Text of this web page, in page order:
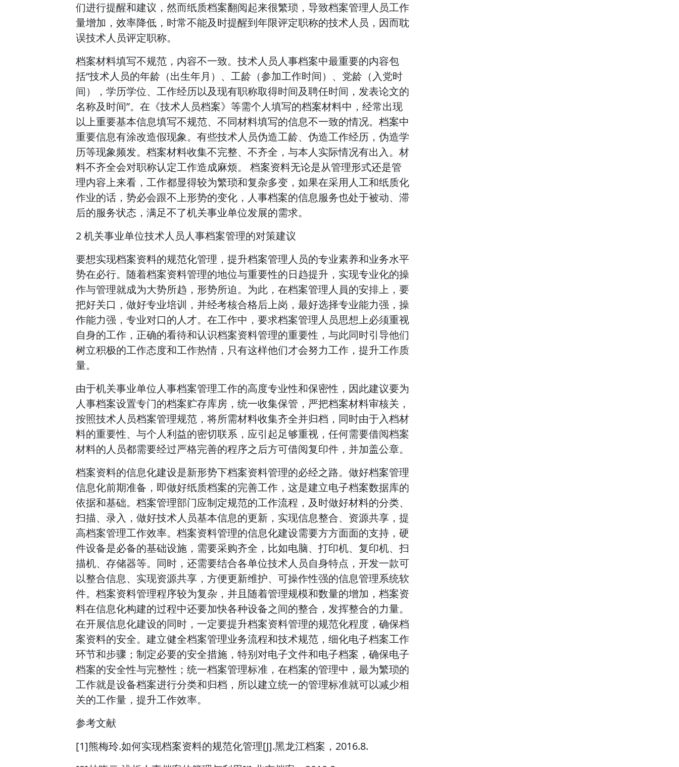
们进行提醒和建议，然而纸质档案翻阅起来很繁琐，导致档案管理人员工作
量增加，效率降低，时常不能及时提醒到年限评定职称的技术人员，因而耽
误技术人员评定职称。
档案材料填写不规范，内容不一致。技术人员人事档案中最重要的内容包
括“技术人员的年龄（出生年月）、工龄（参加工作时间）、党龄（入党时
间），学历学位、工作经历以及现有职称取得时间及聘任时间，发表论文的
名称及时间”。在《技术人员档案》等需个人填写的档案材料中，经常出现
以上重要基本信息填写不规范、不同材料填写的信息不一致的情况。档案中
重要信息有涂改造假现象。有些技术人员伪造工龄、伪造工作经历，伪造学
历等现象频发。档案材料收集不完整、不齐全，与本人实际情况有出入。材
料不齐全会对职称认定工作造成麻烦。 档案资料无论是从管理形式还是管
理内容上来看，工作都显得较为繁琐和复杂多变，如果在采用人工和纸质化
作业的话，势必会跟不上形势的变化，人事档案的信息服务也处于被动、滞
后的服务状态，满足不了机关事业单位发展的需求。
2 机关事业单位技术人员人事档案管理的对策建议
要想实现档案资料的规范化管理，提升档案管理人员的专业素养和业务水平
势在必行。随着档案资料管理的地位与重要性的日趋提升，实现专业化的操
作与管理就成为大势所趋，形势所迫。为此，在档案管理人員的安排上，要
把好关口，做好专业培训，并经考核合格后上岗，最好选择专业能力强，操
作能力强，专业对口的人才。在工作中，要求档案管理人员思想上必须重视
自身的工作，正确的看待和认识档案资料管理的重要性，与此同时引导他们
树立积极的工作态度和工作热情，只有这样他们才会努力工作，提升工作质
量。
由于机关事业单位人事档案管理工作的高度专业性和保密性，因此建议要为
人事档案设置专门的档案贮存库房，统一收集保管，严把档案材料审核关，
按照技术人员档案管理规范，将所需材料收集齐全并归档，同时由于入档材
料的重要性、与个人利益的密切联系，应引起足够重视，任何需要借阅档案
材料的人员都需要经过严格完善的程序之后方可借阅复印件，并加盖公章。
档案资料的信息化建设是新形势下档案资料管理的必经之路。做好档案管理
信息化前期准备，即做好纸质档案的完善工作，这是建立电子档案数据库的
依据和基础。档案管理部门应制定规范的工作流程，及时做好材料的分类、
扫描、录入，做好技术人员基本信息的更新，实现信息整合、资源共享，提
高档案管理工作效率。档案资料管理的信息化建设需要方方面面的支持，硬
件设备是必备的基础设施，需要采购齐全，比如电脑、打印机、复印机、扫
描机、存储器等。同时，还需要结合各单位技术人员自身特点，开发一款可
以整合信息、实现资源共享，方便更新维护、可操作性强的信息管理系统软
件。档案资料管理程序较为复杂，并且随着管理规模和数量的增加，档案资
料在信息化构建的过程中还要加快各种设备之间的整合，发挥整合的力量。
在开展信息化建设的同时，一定要提升档案资料管理的规范化程度，确保档
案资料的安全。建立健全档案管理业务流程和技术规范，细化电子档案工作
环节和步骤；制定必要的安全措施，特别对电子文件和电子档案，确保电子
档案的安全性与完整性；统一档案管理标准，在档案的管理中，最为繁琐的
工作就是设备档案进行分类和归档，所以建立统一的管理标准就可以减少相
关的工作量，提升工作效率。
参考文献
[1]熊梅玲.如何实现档案资料的规范化管理[J].黑龙江档案，2016.8.